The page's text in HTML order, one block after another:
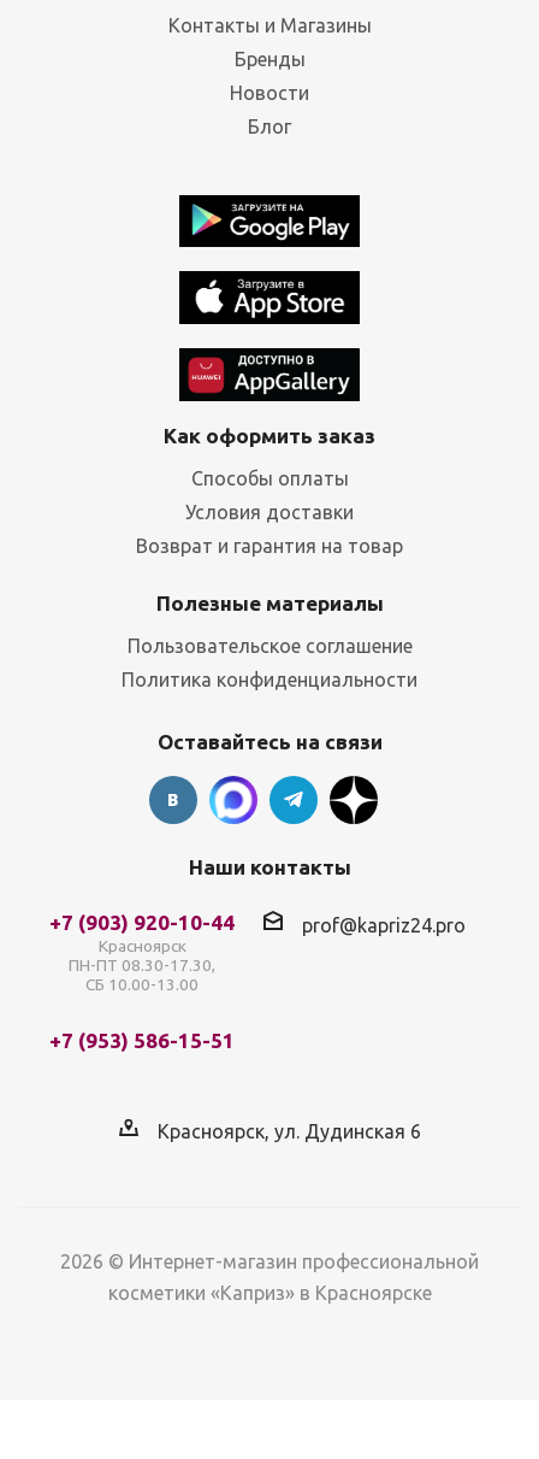
Контакты и Магазины
Бренды
Новости
Блог
Как оформить заказ
Способы оплаты
Условия доставки
Возврат и гарантия на товар
Полезные материалы
Пользовательское соглашение
Политика конфиденциальности
Оставайтесь на связи
Наши контакты
+7 (903) 920-10-44
Красноярск
ПН-ПТ 08.30-17.30,
СБ 10.00-13.00
+7 (953) 586-15-51
prof@kapriz24.pro
Красноярск, ул. Дудинская 6
2026 © Интернет-магазин профессиональной
косметики «Каприз» в Красноярске